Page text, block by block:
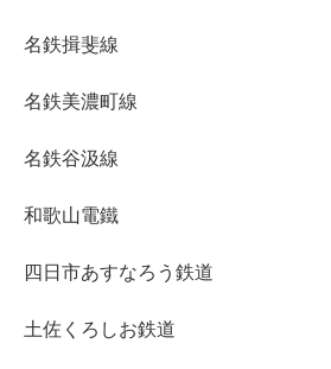
名鉄揖斐線
名鉄美濃町線
名鉄谷汲線
和歌山電鐵
四日市あすなろう鉄道
土佐くろしお鉄道